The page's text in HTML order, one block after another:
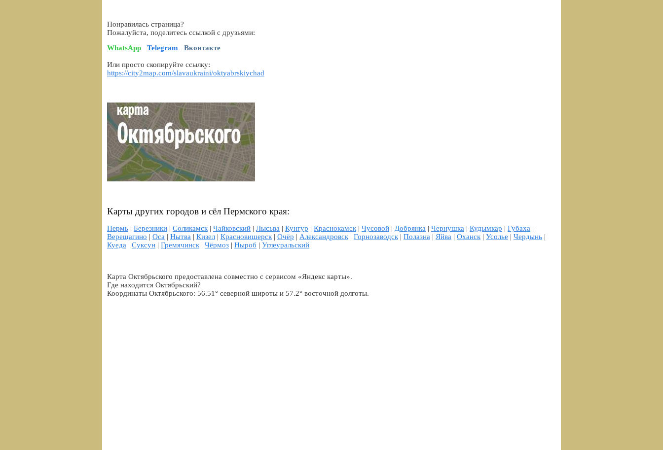
Понравилась страница?
Пожалуйста, поделитесь ссылкой с друзьями:
WhatsApp
Telegram Вконтакте
Или просто скопируйте ссылку:
https://city2map.com/slavaukraini/oktyabrskiychad
Карты других городов и сёл Пермского края:
Пермь | Березники | Соликамск| Чайковский | Лысьва | Кунгур | Краснокамск| Чусовой | Добрянка | Чернушка | Кудымкар | Губаха |
Верещагино | Оса | Нытва | Кизел | Красновишерск| Очёр | Александровск| Горнозаводск| Полазна | Яйва | Оханск| Усолье | Чердынь |
Куеда | Суксун | Гремячинск| Чёрмоз | Ныроб | Углеуральский
Карта Октябрьского предоставлена совместно с сервисом «Яндекс карты».
Где находится Октябрьский?
Координаты Октябрьского: 56.51° северной широты и 57.2° восточной долготы.